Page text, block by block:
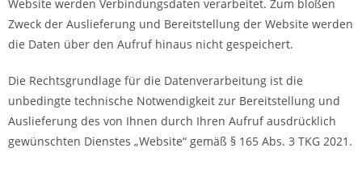
Website werden Verbindungsdaten verarbeitet. Zum bloßen
Zweck der Auslieferung und Bereitstellung der Website werden
die Daten über den Aufruf hinaus nicht gespeichert.
Die Rechtsgrundlage für die Datenverarbeitung ist die
unbedingte technische Notwendigkeit zur Bereitstellung und
Auslieferung des von Ihnen durch Ihren Aufruf ausdrücklich
gewünschten Dienstes „Website“ gemäß § 165 Abs. 3 TKG 2021.